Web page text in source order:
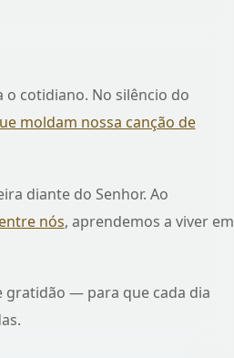
o cotidiano. No silêncio do
moldam nossa canção de
diante do Senhor. Ao
nós, aprendemos a viver em
gratidão — para que cada dia